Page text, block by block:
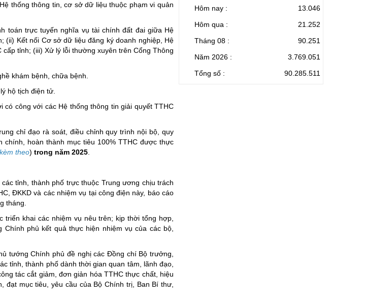
thống thông tin, cơ sở dữ liệu thuộc phạm vi quản
toán trực tuyến nghĩa vụ tài chính đất đai giữa Hệ
(ii) Kết nối Cơ sở dữ liệu đăng ký doanh nghiệp, Hệ
tỉnh; (iii) Xử lý lỗi thường xuyên trên Cổng Thông
khám bệnh, chữa bệnh.
hộ tịch điện tử.
công với các Hệ thống thông tin giải quyết TTHC
chỉ đạo rà soát, điều chỉnh quy trình nội bộ, quy
hoàn thành mục tiêu 100% TTHC được thực
theo) trong năm 2025.
tỉnh, thành phố trực thuộc Trung ương chịu trách
ĐKKD và các nhiệm vụ tại công điện này, báo cáo
tháng.
khai các nhiệm vụ nêu trên; kịp thời tổng hợp,
phủ kết quả thực hiện nhiệm vụ của các bộ,
tướng Chính phủ đề nghị các Đồng chí Bộ trưởng,
tỉnh, thành phố dành thời gian quan tâm, lãnh đạo,
tác cắt giảm, đơn giản hóa TTHC thực chất, hiệu
mục tiêu, yêu cầu của Bộ Chính trị, Ban Bí thư,
Hôm nay :
13.046
Hôm qua :
21.252
Tháng 08 :
90.251
Năm 2026 :
3.769.051
Tổng số :
90.285.511